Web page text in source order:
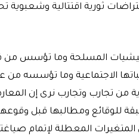
ثورية اقتتالية وشعبوية
المسلحة وما تؤسس من
الاجتماعية وما تؤسسه
من تجارب وتجارب نرى إن
ومطالبها قبل
المتغيرات المعطلة لإتمام